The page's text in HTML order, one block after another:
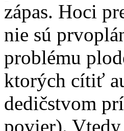
zápas. Hoci
nie sú
problému
ktorých cítiť
dedičstvom
povier).